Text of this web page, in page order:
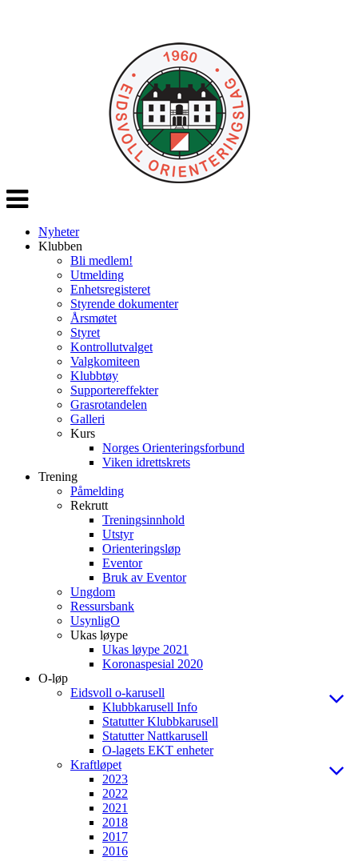
Veksle
navigasjon
Nyheter
Klubben
Bli medlem!
Utmelding
Enhetsregisteret
Styrende dokumenter
Årsmøtet
Styret
Kontrollutvalget
Valgkomiteen
Klubbtøy
Supportereffekter
Grasrotandelen
Galleri
Kurs
Norges Orienteringsforbund
Viken idrettskrets
Trening
Påmelding
Rekrutt
Treningsinnhold
Utstyr
Orienteringsløp
Eventor
Bruk av Eventor
Ungdom
Ressursbank
UsynligO
Ukas løype
Ukas løype 2021
Koronaspesial 2020
O-løp
Eidsvoll o-karusell
Klubbkarusell Info
Statutter Klubbkarusell
Statutter Nattkarusell
O-lagets EKT enheter
Kraftløpet
2023
2022
2021
2018
2017
2016